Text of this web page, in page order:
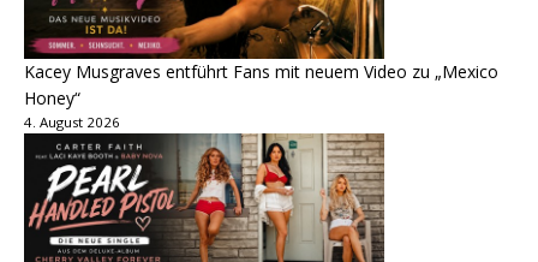
Kacey Musgraves entführt Fans mit neuem Video zu „Mexico
Honey“
4. August 2026